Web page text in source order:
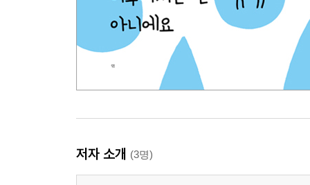
저자 소개 (3명)